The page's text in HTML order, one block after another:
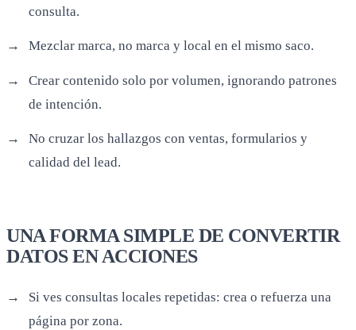
consulta.
Mezclar marca, no marca y local en el mismo saco.
Crear contenido solo por volumen, ignorando patrones
de intención.
No cruzar los hallazgos con ventas, formularios y
calidad del lead.
UNA FORMA SIMPLE DE CONVERTIR
DATOS EN ACCIONES
Si ves consultas locales repetidas: crea o refuerza una
página por zona.